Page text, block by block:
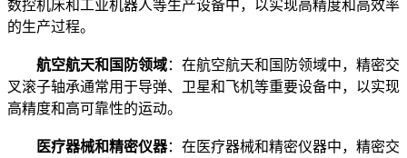
数控机床和工业机器人等生产设备中，以实现高精度和高效率
的生产过程。
航空航天和国防领域：在航空航天和国防领域中，精密交
叉滚子轴承通常用于导弹、卫星和飞机等重要设备中，以实现
高精度和高可靠性的运动。
医疗器械和精密仪器：在医疗器械和精密仪器中，精密交